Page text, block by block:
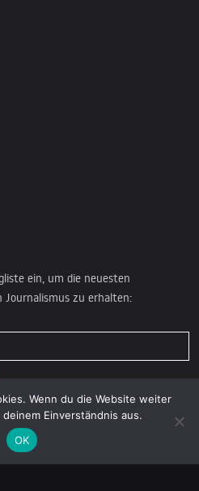
ein, um die neuesten
Journalismus zu erhalten:
e.V. | All rights reserved.
Wenn du die Website weiter
Einverständnis aus.
OK